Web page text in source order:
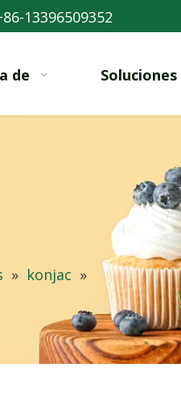
13396509352
de Soluciones
» konjac »